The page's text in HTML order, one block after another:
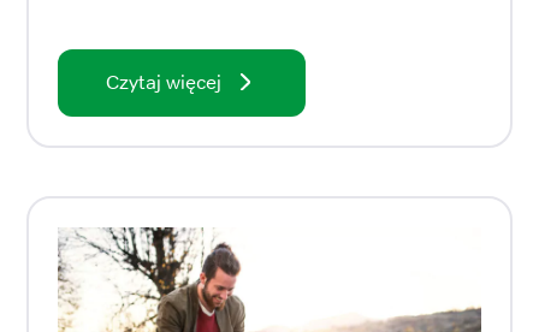
Czytaj więcej